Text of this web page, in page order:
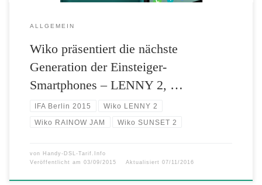
ALLGEMEIN
Wiko präsentiert die nächste
Generation der Einsteiger-
Smartphones – LENNY 2, …
IFA Berlin 2015 Wiko LENNY 2
Wiko RAINOW JAM Wiko SUNSET 2
von Handy-DSL-Tarif.Info
Veröffentlicht am 03/09/2015 Aktualisiert 07/11/2016